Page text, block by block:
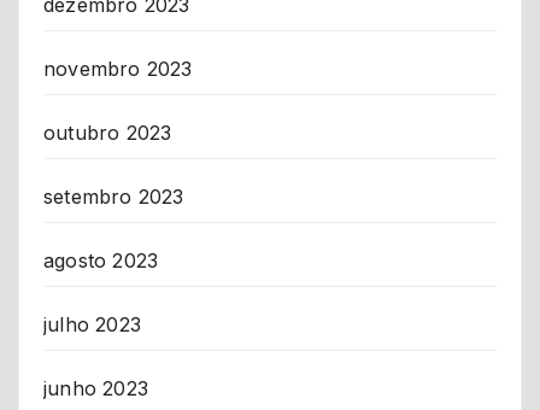
novembro 2023
outubro 2023
setembro 2023
agosto 2023
julho 2023
junho 2023